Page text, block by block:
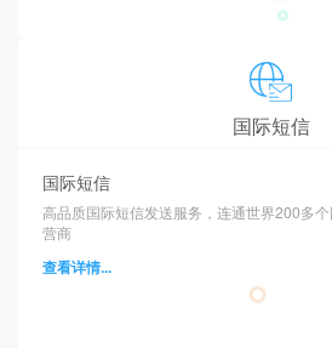
国际短信
国际短信
高品质国际短信发送服务，连通世界200多
营商
查看详情...